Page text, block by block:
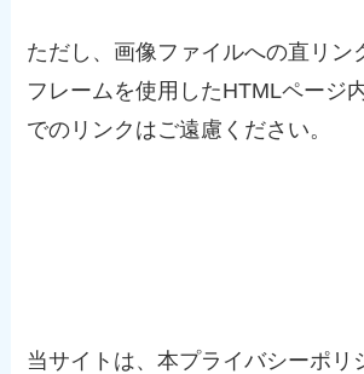
ただし、画像ファイルへの直リン
フレームを使用したHTMLページ
でのリンクはご遠慮ください。
当サイトは、本プライバシーポリ